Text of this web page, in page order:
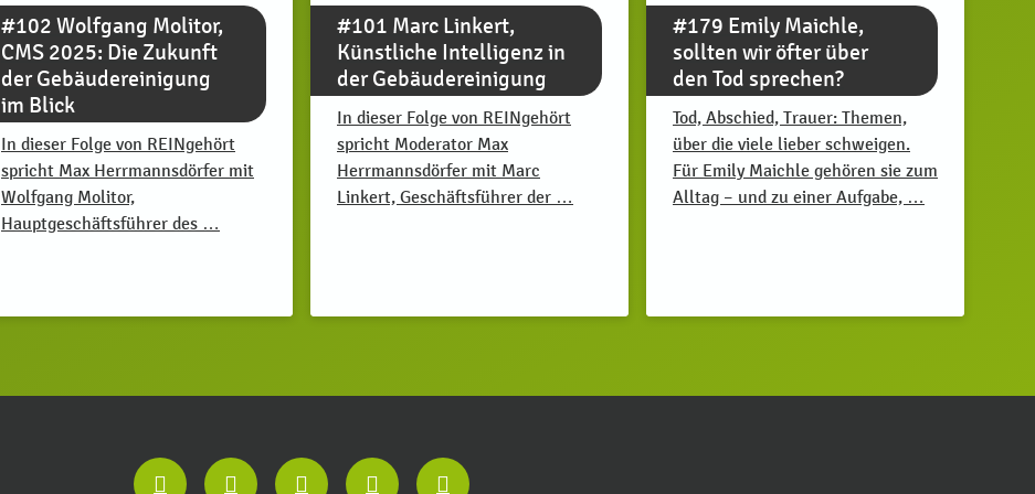
#102 Wolfgang Molitor,
CMS 2025: Die Zukunft
der Gebäudereinigung
im Blick
In dieser Folge von REINgehört
spricht Max Herrmannsdörfer mit
Wolfgang Molitor,
Hauptgeschäftsführer des …
#101 Marc Linkert,
Künstliche Intelligenz in
der Gebäudereinigung
In dieser Folge von REINgehört
spricht Moderator Max
Herrmannsdörfer mit Marc
Linkert, Geschäftsführer der …
#179 Emily Maichle,
sollten wir öfter über
den Tod sprechen?
Tod, Abschied, Trauer: Themen,
über die viele lieber schweigen.
Für Emily Maichle gehören sie zum
Alltag – und zu einer Aufgabe, …